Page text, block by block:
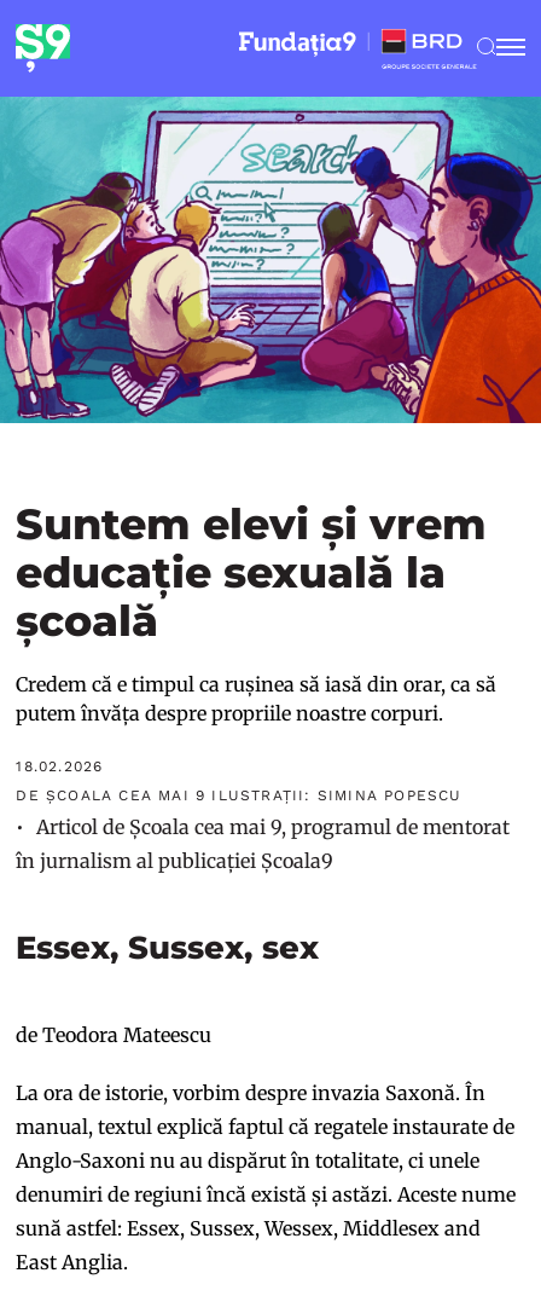
Suntem elevi și vrem
educație sexuală la
școală
Credem că e timpul ca rușinea să iasă din orar, ca să
putem învăța despre propriile noastre corpuri.
18.02.2026
DE ȘCOALA CEA MAI 9 ILUSTRAȚII: SIMINA POPESCU
Articol de Școala cea mai 9, programul de mentorat
în jurnalism al publicației Școala9
Essex, Sussex, sex
de Teodora Mateescu
La ora de istorie, vorbim despre invazia Saxonă. În
manual, textul explică faptul că regatele instaurate de
Anglo-Saxoni nu au dispărut în totalitate, ci unele
denumiri de regiuni încă există și astăzi. Aceste nume
sună astfel: Essex, Sussex, Wessex, Middlesex and
East Anglia.